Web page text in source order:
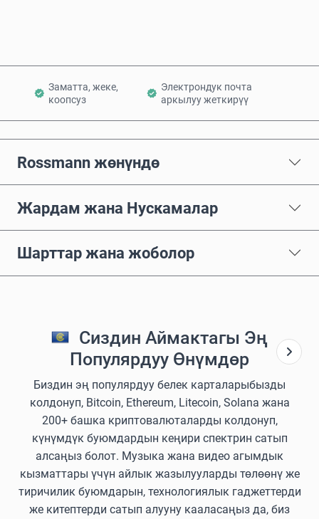
Заматта, жеке,
коопсуз
Электрондук почта
аркылуу жеткирүү
Rossmann жөнүндө
Жардам жана Нускамалар
Шарттар жана жоболор
Сиздин Аймактагы Эң
Популярдуу Өнүмдөр
Биздин эң популярдуу белек карталарыбызды
колдонуп, Bitcoin, Ethereum, Litecoin, Solana жана
200+ башка криптовалюталарды колдонуп,
күнүмдүк буюмдардын кеңири спектрин сатып
алсаңыз болот. Музыка жана видео агымдык
кызматтары үчүн айлык жазылууларды төлөөнү же
тиричилик буюмдарын, технологиялык гаджеттерди
же китептерди сатып алууну кааласаңыз да, биз